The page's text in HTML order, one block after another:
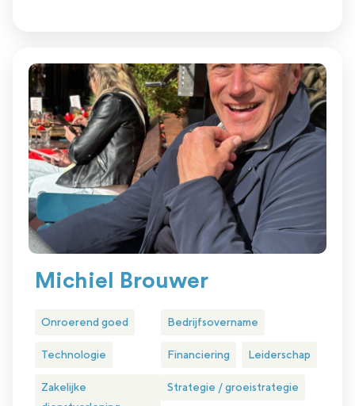
Michiel Brouwer
Onroerend goed
Technologie
Zakelijke
Bedrijfsovername
Financiering Leiderschap
Strategie / groeistrategie